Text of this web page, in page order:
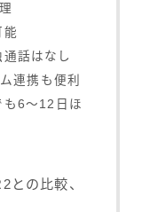
能
話はなし
連携も便利
も6～12日ほ
の比較、